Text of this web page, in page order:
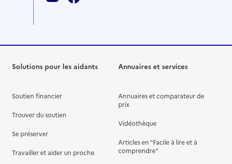
Solutions pour les aidants
Soutien financier
Trouver du soutien
Se préserver
Travailler et aider un proche
Annuaires et services
Annuaires et comparateur de
prix
Vidéothèque
Articles en "Facile à lire et à
comprendre"